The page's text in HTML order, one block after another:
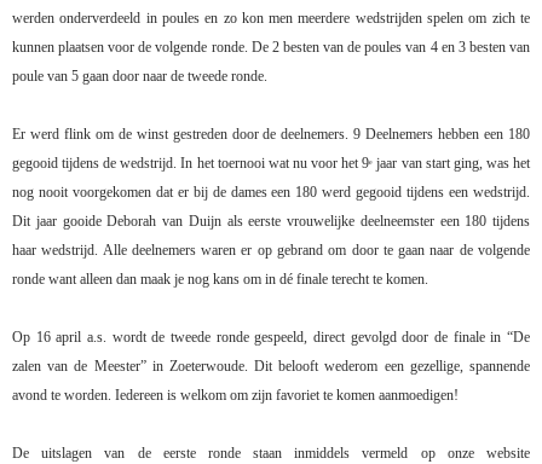
werden onderverdeeld in poules en zo kon men meerdere wedstrijden spelen om zich te
kunnen plaatsen voor de volgende ronde. De 2 besten van de poules van 4 en 3 besten van
poule van 5 gaan door naar de tweede ronde.
Er werd flink om de winst gestreden door de deelnemers. 9 Deelnemers hebben een 180
gegooid tijdens de wedstrijd. In het toernooi wat nu voor het 9e jaar van start ging, was het
nog nooit voorgekomen dat er bij de dames een 180 werd gegooid tijdens een wedstrijd.
Dit jaar gooide Deborah van Duijn als eerste vrouwelijke deelneemster een 180 tijdens
haar wedstrijd. Alle deelnemers waren er op gebrand om door te gaan naar de volgende
ronde want alleen dan maak je nog kans om in dé finale terecht te komen.
Op 16 april a.s. wordt de tweede ronde gespeeld, direct gevolgd door de finale in “De
zalen van de Meester” in Zoeterwoude. Dit belooft wederom een gezellige, spannende
avond te worden. Iedereen is welkom om zijn favoriet te komen aanmoedigen!
De uitslagen van de eerste ronde staan inmiddels vermeld op onze website